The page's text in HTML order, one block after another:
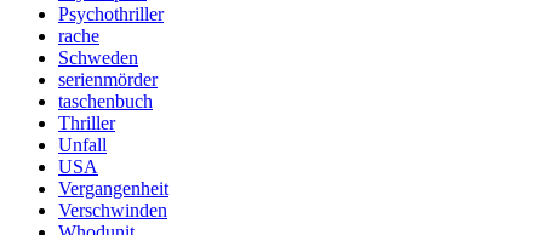
Psychothriller
rache
Schweden
serienmörder
taschenbuch
Thriller
Unfall
USA
Vergangenheit
Verschwinden